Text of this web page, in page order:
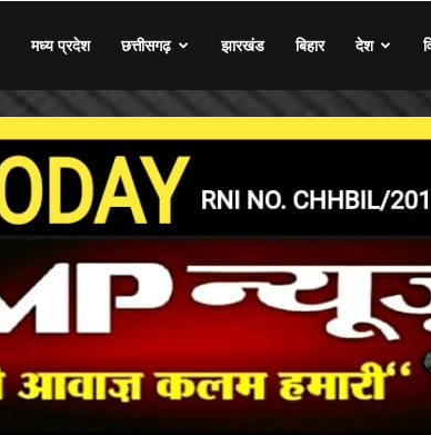
मध्य प्रदेश छत्तीसगढ़ झारखंड बिहार देश